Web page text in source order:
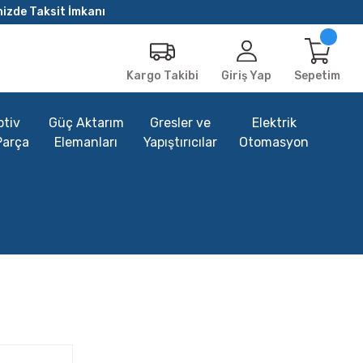
Taksit İmkanı
Kargo Takibi Giriş Yap Sepetim
Güç Aktarım
Elemanları
Gresler ve
Yapıştırıcılar
Elektrik
Otomasyon